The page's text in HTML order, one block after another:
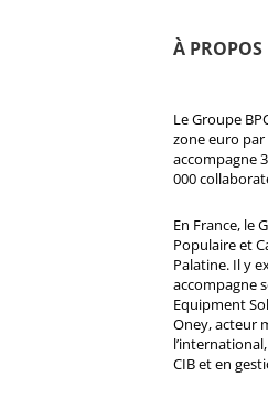
À PROPOS
Le Groupe
zone euro par
accompagne
000
En France, le
Populaire et
Palatine. Il y
accompagne
Equipment
Oney, acteur
CIB et en